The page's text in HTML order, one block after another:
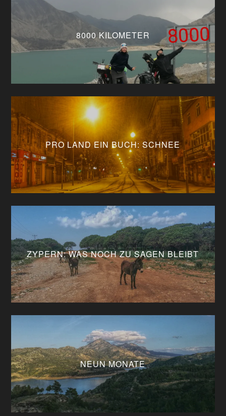
8000 KILOMETER
PRO LAND EIN BUCH: SCHNEE
ZYPERN: WAS NOCH ZU SAGEN BLEIBT
NEUN MONATE